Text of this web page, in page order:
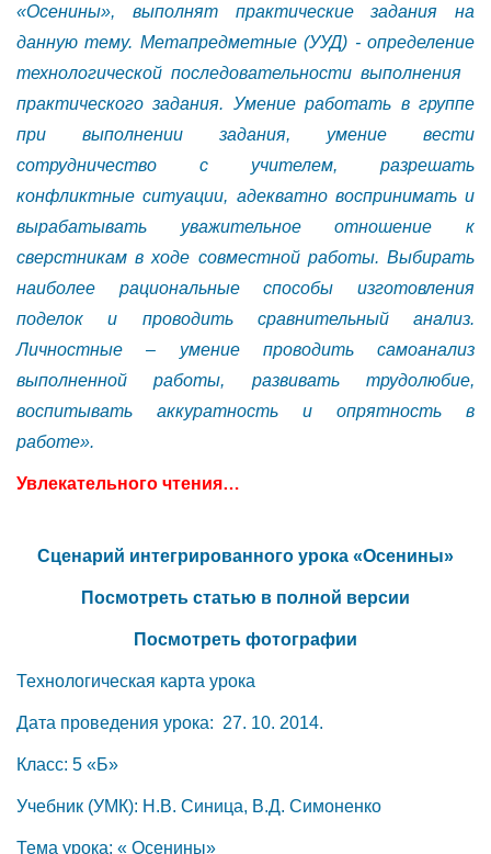
«Осенины», выполнят практические задания на
данную тему. Метапредметные (УУД) - определение
технологической последовательности выполнения
практического задания. Умение работать в группе
при выполнении задания, умение вести
сотрудничество с учителем, разрешать
конфликтные ситуации, адекватно воспринимать и
вырабатывать уважительное отношение к
сверстникам в ходе совместной работы. Выбирать
наиболее рациональные способы изготовления
поделок и проводить сравнительный анализ.
Личностные – умение проводить самоанализ
выполненной работы, развивать трудолюбие,
воспитывать аккуратность и опрятность в
работе».
Увлекательного чтения…
Сценарий интегрированного урока «Осенины»
Посмотреть статью в полной версии
Посмотреть фотографии
Технологическая карта урока
Дата проведения урока: 27. 10. 2014.
Класс: 5 «Б»
Учебник (УМК): Н.В. Синица, В.Д. Симоненко
Тема урока: « Осенины»